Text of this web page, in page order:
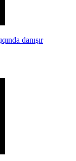
danışır